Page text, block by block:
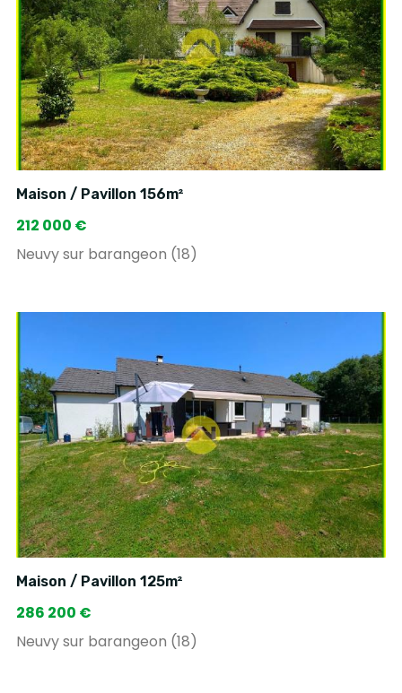
Maison / Pavillon 156m²
212 000 €
Neuvy sur barangeon (18)
Maison / Pavillon 125m²
286 200 €
Neuvy sur barangeon (18)